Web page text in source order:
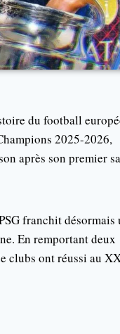
du football
2025-2026,
après son premier
franchit désormais
En remportant deux
clubs ont réussi au